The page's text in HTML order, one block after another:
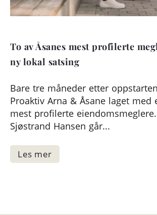
To av Åsanes mest profilerte
ny lokal satsing
Bare tre måneder etter
Proaktiv Arna & Åsane laget med
mest profilerte
Sjøstrand Hansen går...